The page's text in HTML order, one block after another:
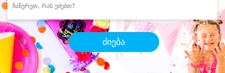
ძიება
შეიძინესასურველი მომსახურება